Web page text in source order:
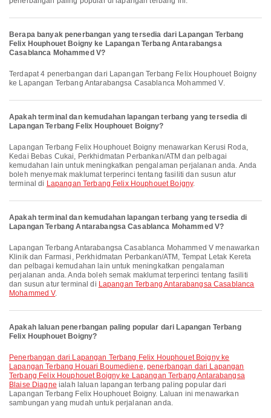
Berapa banyak penerbangan yang tersedia dari Lapangan Terbang
Felix Houphouet Boigny ke Lapangan Terbang Antarabangsa
Casablanca Mohammed V?
Terdapat 4 penerbangan dari Lapangan Terbang Felix Houphouet Boigny
ke Lapangan Terbang Antarabangsa Casablanca Mohammed V.
Apakah terminal dan kemudahan lapangan terbang yang tersedia di
Lapangan Terbang Felix Houphouet Boigny?
Lapangan Terbang Felix Houphouet Boigny menawarkan Kerusi Roda,
Kedai Bebas Cukai, Perkhidmatan Perbankan/ATM dan pelbagai
kemudahan lain untuk meningkatkan pengalaman perjalanan anda. Anda
boleh menyemak maklumat terperinci tentang fasiliti dan susun atur
terminal di Lapangan Terbang Felix Houphouet Boigny.
Apakah terminal dan kemudahan lapangan terbang yang tersedia di
Lapangan Terbang Antarabangsa Casablanca Mohammed V?
Lapangan Terbang Antarabangsa Casablanca Mohammed V menawarkan
Klinik dan Farmasi, Perkhidmatan Perbankan/ATM, Tempat Letak Kereta
dan pelbagai kemudahan lain untuk meningkatkan pengalaman
perjalanan anda. Anda boleh semak maklumat terperinci tentang fasiliti
dan susun atur terminal di Lapangan Terbang Antarabangsa Casablanca
Mohammed V.
Apakah laluan penerbangan paling popular dari Lapangan Terbang
Felix Houphouet Boigny?
penerbangan dari Lapangan Terbang Felix Houphouet Boigny ke
Lapangan Terbang Houari Boumediene,penerbangan dari Lapangan
Terbang Felix Houphouet Boigny ke Lapangan Terbang Antarabangsa
Blaise Diagne ialah laluan lapangan terbang paling popular dari
Lapangan Terbang Felix Houphouet Boigny. Laluan ini menawarkan
sambungan yang mudah untuk perjalanan anda.